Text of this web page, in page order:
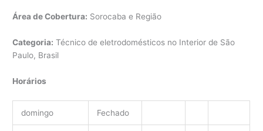
Área de Cobertura: Sorocaba e Região
Categoria: Técnico de eletrodomésticos no Interior de São
Paulo, Brasil
Horários
domingo Fechado